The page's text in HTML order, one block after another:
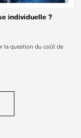
individuelle ?
la question du coût de